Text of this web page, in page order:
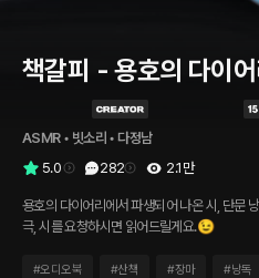
책갈피 - 용호의 다이
ASMR • 빗소리 • 다정남
5.0
282 2.1만
용호의 다이어리에서 파생되어 나온 시, 단문
극, 시를 요청하시면 읽어드릴게요.😉
#오디오북 #산책 #장마 #낭독